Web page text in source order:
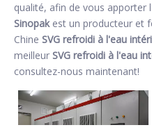
qualité, afin de vous apporter
Sinopakest un producteur et
Chine SVG refroidi à l'eau
meilleur SVG refroidi à l'eau
consultez-nous maintenant!